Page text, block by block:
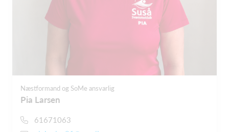
Næstformand og SoMe ansvarlig
Pia Larsen
61671063